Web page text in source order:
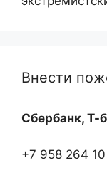
Внести
Сбербанк, Т-
+7 958 264 10